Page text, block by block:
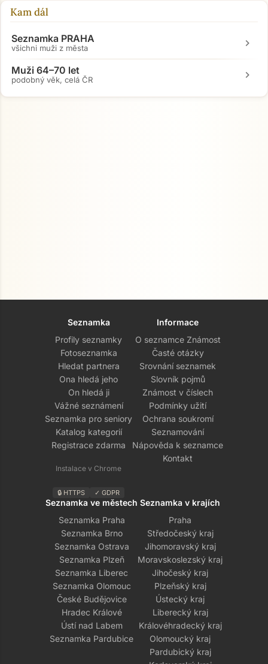
Kam dál
Seznamka PRAHA
všichni muži z města chevron_right
Muži 64–70 let
podobný věk, celá ČR chevron_right
Seznamka
Profily seznamky
Fotoseznamka
Hledat partnera
Ona hledá jeho
On hledá ji
Vážné seznámení
Seznamka pro seniory
Katalog kategorií
Registrace zdarma
Instalace v Chrome
🔒 HTTPS ✓ GDPR
Informace
O seznamce Známost
Časté otázky
Srovnání seznamek
Slovník pojmů
Známost v číslech
Podmínky užití
Ochrana soukromí
Seznamování
Nápověda k seznamce
Kontakt
Seznamka ve městech
Seznamka Praha
Seznamka Brno
Seznamka Ostrava
Seznamka Plzeň
Seznamka Liberec
Seznamka Olomouc
České Budějovice
Hradec Králové
Ústí nad Labem
Seznamka Pardubice
Seznamka v krajích
Praha
Středočeský kraj
Jihomoravský kraj
Moravskoslezský kraj
Jihočeský kraj
Plzeňský kraj
Ústecký kraj
Liberecký kraj
Královéhradecký kraj
Olomoucký kraj
Pardubický kraj